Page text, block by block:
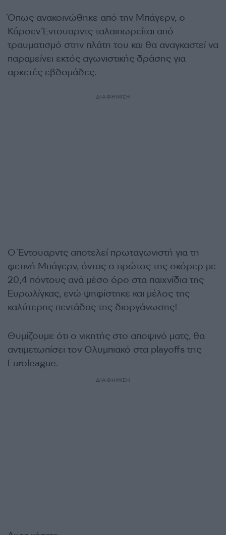
Όπως ανακοινώθηκε από την Μπάγερν, ο
Κάρσεν Έντουαρντς ταλαιπωρείται από
τραυματισμό στην πλάτη του και θα αναγκαστεί να
παραμείνει εκτός αγωνιστικής δράσης για
αρκετές εβδομάδες.
ΔΙΑΦΗΜΙΣΗ
Ο Έντουαρντς αποτελεί πρωταγωνιστή για τη
φετινή Μπάγερν, όντας ο πρώτος της σκόρερ με
20,4 πόντους ανά μέσο όρο στα παιχνίδια της
Ευρωλίγκας, ενώ ψηφίστηκε και μέλος της
καλύτερης πεντάδας της διοργάνωσης!
Θυμίζουμε ότι ο νικητής στο αποψινό ματς, θα
αντιμετωπίσει τον Ολυμπιακό στα playoffs της
Euroleague.
ΔΙΑΦΗΜΙΣΗ